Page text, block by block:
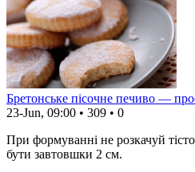
Бретонське пісочне печиво —
23-Jun, 09:00 • 309 • 0
При формуванні не розкачуй
бути завтовшки 2 см.